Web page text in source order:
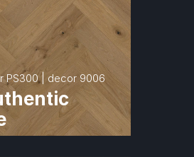
PS300 | decor 9006